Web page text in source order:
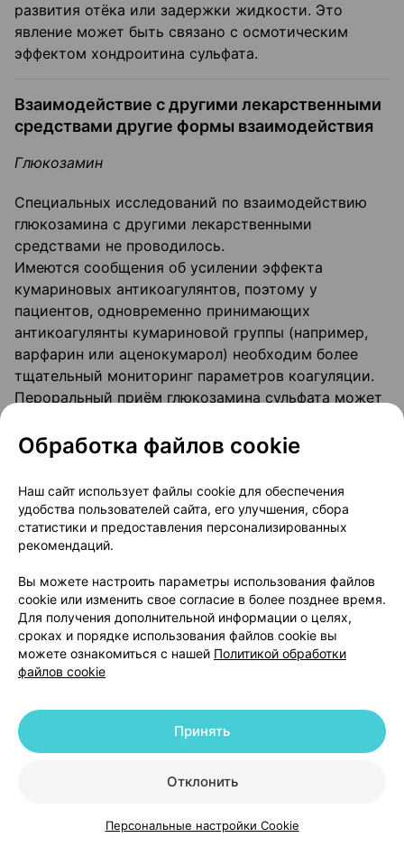
КаталогКорзинаИзбранноеПрофиль
развития отёка или задержки жидкости. Это
явление может быть связано с осмотическим
эффектом хондроитина сульфата.
Взаимодействие с другими лекарственными
средствами другие формы взаимодействия
Глюкозамин
Специальных исследований по взаимодействию
глюкозамина с другими лекарственными
средствами не проводилось.
Имеются сообщения об усилении эффекта
кумариновых антикоагулянтов, поэтому у
пациентов, одновременно принимающих
антикоагулянты кумариновой группы (например,
варфарин или аценокумарол) необходим более
тщательный мониторинг параметров коагуляции.
Пероральный приём глюкозамина сульфата может
желудочно-кишечном тракте, однако клиническая
значимость этого взаимодействия мала.
Допустимо принимать стероидные или
нестероидные противовоспалительные средства
одновременно с глюкозамином.
Хондроитина сульфат
средствами не описаны.
Применение при беременности и кормлении
грудью
данных о применении глюкозамина у беременных
женщин или выделении с грудным молоком,
беременности и грудного вскармливания не
Обработка файлов cookie
Наш сайт использует файлы cookie для обеспечения
удобства пользователей сайта, его улучшения, сбора
статистики и предоставления персонализированных
рекомендаций.
Вы можете настроить параметры использования файлов
cookie или изменить свое согласие в более позднее время.
Для получения дополнительной информации о целях,
сроках и порядке использования файлов cookie вы
можете ознакомиться с нашей Политикой обработки
файлов cookie
Отклонить
Принять
Персональные настройки Cookie